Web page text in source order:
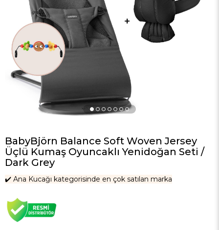
BabyBjörn Balance Soft Woven Jersey
Üçlü Kumaş Oyuncaklı Yenidoğan Seti /
Dark Grey
✔️ Ana Kucağı kategorisinde en çok satılan marka